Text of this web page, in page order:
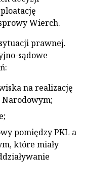
Wierch.
prawnej.
sądowe
na realizację
pomiędzy PKL a
które miały